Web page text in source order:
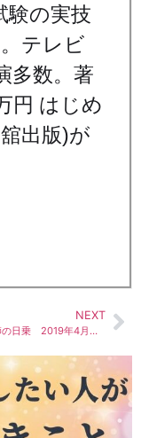
験の実技
テレビ
多数。著
円 はじめ
出版)が
NEXT
一電話占い師の日乗 2019年4月前半